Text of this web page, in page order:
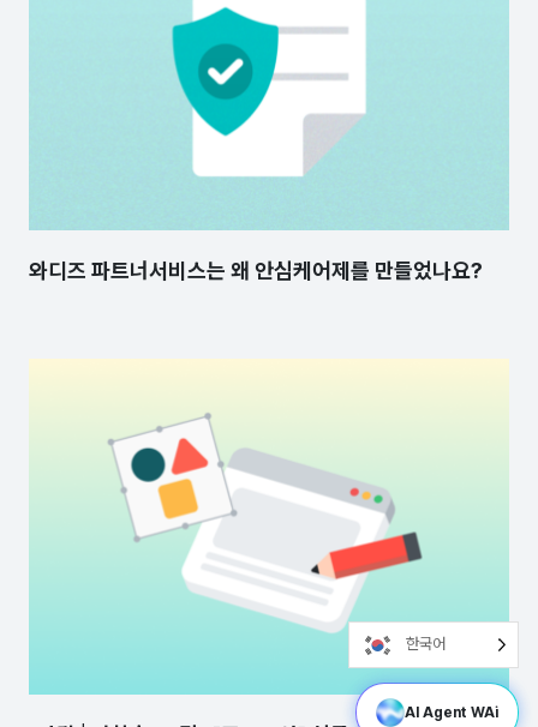
와디즈 파트너서비스는 왜 안심케어제를 만들었나요?
AI Agent WAi
한국어